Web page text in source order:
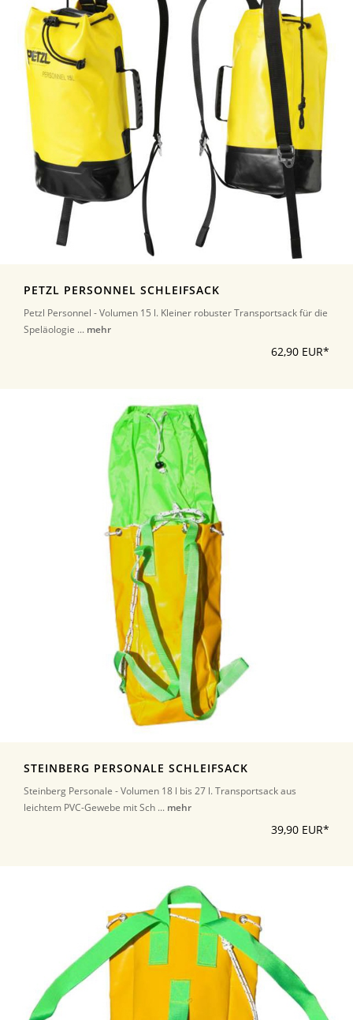
PETZL PERSONNEL SCHLEIFSACK
Petzl Personnel - Volumen 15 l. Kleiner robuster Transportsack für die
Speläologie ... mehr
62,90 EUR*
STEINBERG PERSONALE SCHLEIFSACK
Steinberg Personale - Volumen 18 l bis 27 l. Transportsack aus
leichtem PVC-Gewebe mit Sch ... mehr
39,90 EUR*